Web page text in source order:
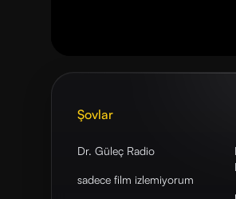
Şovlar
Dr. Güleç Radio
sadece film izlemiyorum